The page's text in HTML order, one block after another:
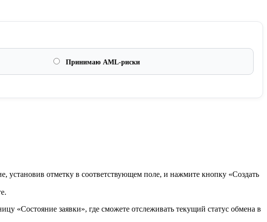
Принимаю AML-риски
установив отметку в соответствующем поле, и нажмите кнопку «Создать
«Состояние заявки», где сможете отслеживать текущий статус обмена в